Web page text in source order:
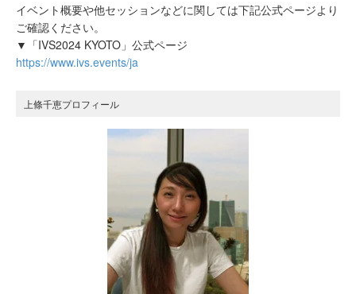
イベント概要や他セッションなどに関しては下記公式ページより
ご確認ください。
▼「IVS2024 KYOTO」公式ページ
https://www.ivs.events/ja
上條千恵プロフィール